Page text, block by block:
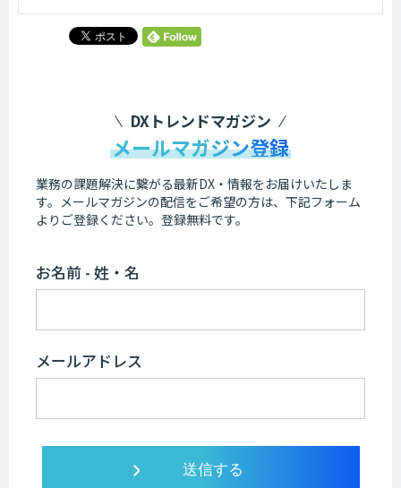
DXトレンドマガジン
メールマガジン登録
業務の課題解決に繋がる最新DX・情報をお届けいたしま
す。 メールマガジンの配信をご希望の方は、下記フォーム
よりご登録ください。登録無料です。
お名前 - 姓・名
メールアドレス